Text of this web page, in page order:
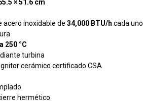
× 51.6 cm
acero inoxidable de 34,000 BTU/h cada uno
250 °C
turbina
cerámico certificado CSA
hermético